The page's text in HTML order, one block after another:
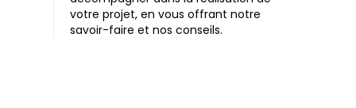
votre projet, en vous offrant notre
savoir-faire et nos conseils.